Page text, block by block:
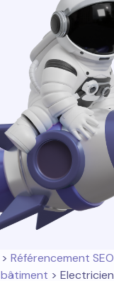
> Référencement SEO
bâtiment > Electricien